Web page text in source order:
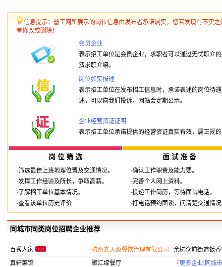
信息提示：普工网所展示的岗位信息由发布者承诺属实，您若发现有不实
者修改或删除！
会员企业
表示招工单位是会员企业，求职者可以通过无忧职介
费求职介绍。
岗位如实描述
表示招工单位在发布招工信息时，承诺表述的岗位待
述，可以向我们投诉，网站会定期公示。
企业经营资证证明
表示招工单位承诺提供的经营资证真实有效，属正规
岗 位 筛 选 面 试 准 备
·筛选最佳上班地理位置及交通情况。
·发挥工作经验及所长，争取高薪。
·了解招工单位基本情况。
·查看该单位历史评价
·确认工作职责及能力要。
·完善个人网上资料。
·投递工作简历，等待面试电话。
·打电话预约面谈，问清楚交通情况
同城市同类岗位招聘企业推荐
百秀人家 杭州鑫天源餐饮管理有限公司
余杭仓前街道饭
真轩菜馆
聚汇缘餐厅 『 更多企业[同城